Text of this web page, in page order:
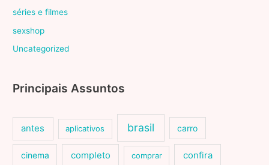
séries e filmes
sexshop
Uncategorized
Principais Assuntos
antes aplicativos brasil carro
cinema completo comprar confira